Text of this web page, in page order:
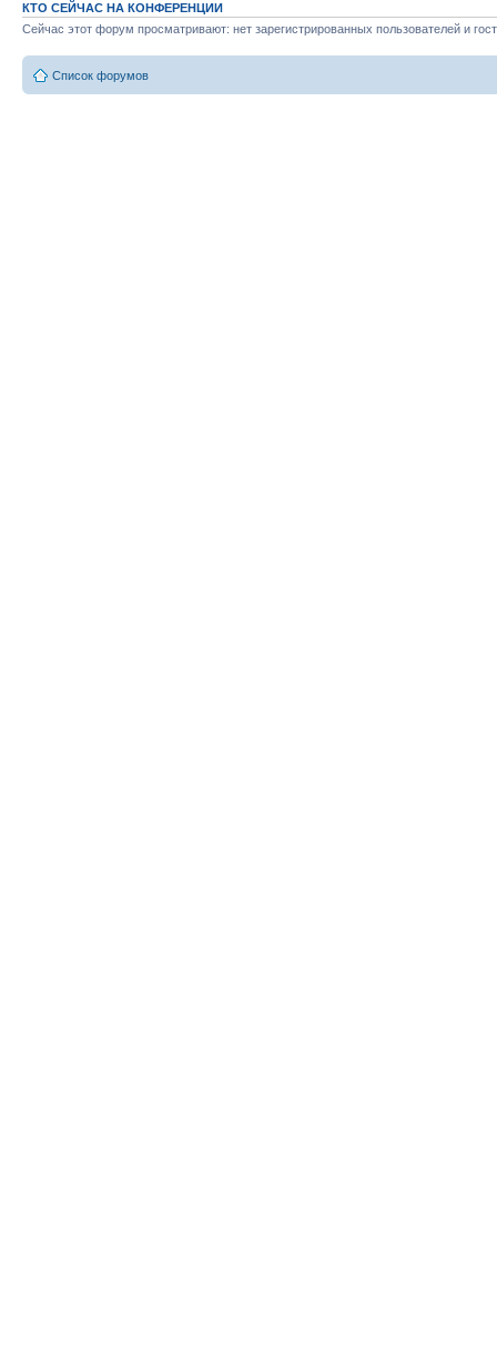
КТО СЕЙЧАС НА КОНФЕРЕНЦИИ
Сейчас этот форум просматривают: нет зарегистрированных пользователей и
Список форумов